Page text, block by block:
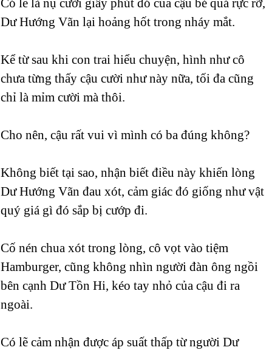
Dư Hướng Vãn lại hoảng hốt trong nháy mắt.
Kể từ sau khi con trai hiểu chuyện, hình như cô
chưa từng thấy cậu cười như này nữa, tối đa cũng
chỉ là mỉm cười mà thôi.
Cho nên, cậu rất vui vì mình có ba đúng không?
Không biết tại sao, nhận biết điều này khiến lòng
Dư Hướng Vãn đau xót, cảm giác đó giống như vật
quý giá gì đó sắp bị cướp đi.
Cố nén chua xót trong lòng, cô vọt vào tiệm
Hamburger, cũng không nhìn người đàn ông ngồi
bên cạnh Dư Tồn Hi, kéo tay nhỏ của cậu đi ra
ngoài.
Có lẽ cảm nhận được áp suất thấp từ người Dư